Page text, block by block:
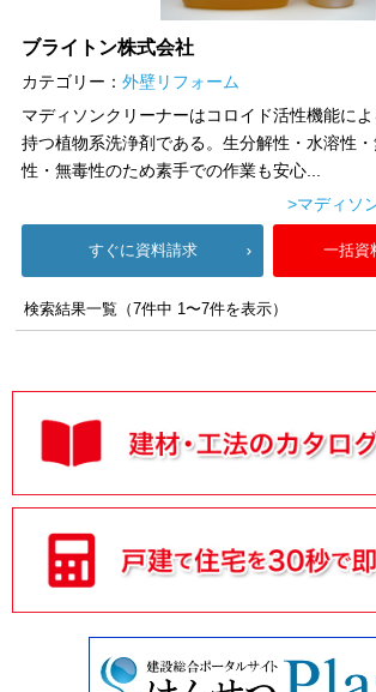
ブライトン株式会社
カテゴリー：外壁リフォーム
マディソンクリーナーはコロイド活性機能に
持つ植物系洗浄剤である。生分解性・水溶性
性・無毒性のため素手での作業も安心...
>マディソ
すぐに資料請求 一括資
検索結果一覧（7件中 1〜7件を表示）